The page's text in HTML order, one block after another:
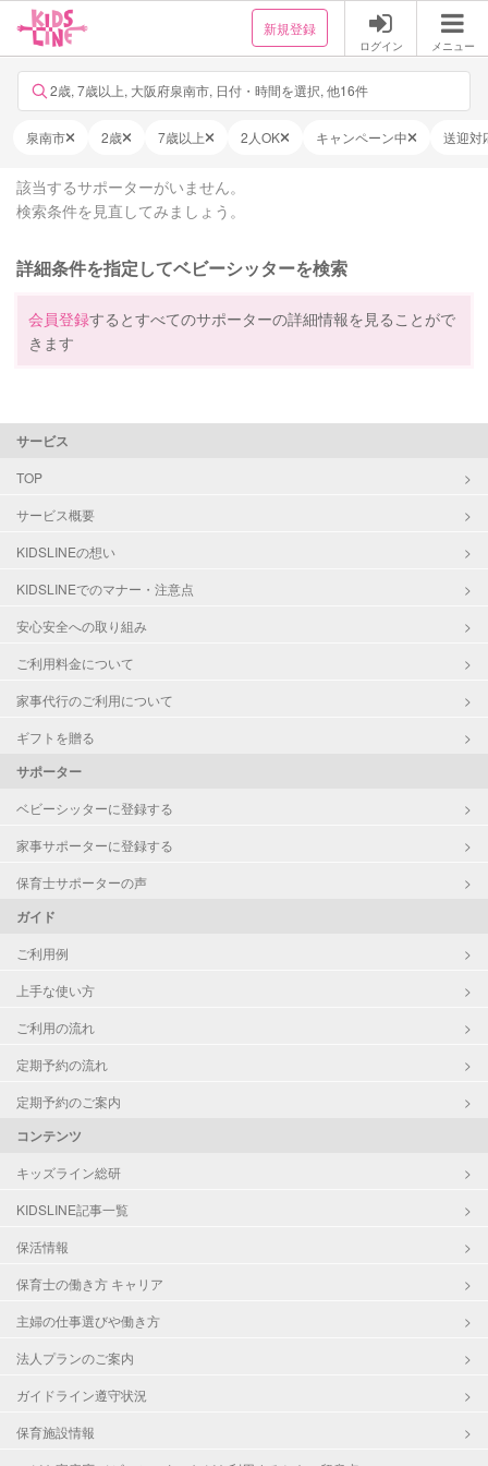
新規登録
ログイン メニュー
2歳, 7歳以上, 大阪府泉南市, 日付・時間を選択, 他16件
泉南市 2歳 7歳以上 2人OK キャンペーン中 送迎対
該当するサポーターがいません。
検索条件を見直してみましょう。
詳細条件を指定してベビーシッターを検索
会員登録するとすべてのサポーターの詳細情報を見ることがで
きます
サービス
TOP
サービス概要
KIDSLINEの想い
KIDSLINEでのマナー・注意点
安心安全への取り組み
ご利用料金について
家事代行のご利用について
ギフトを贈る
サポーター
ベビーシッターに登録する
家事サポーターに登録する
保育士サポーターの声
ガイド
ご利用例
上手な使い方
ご利用の流れ
定期予約の流れ
定期予約のご案内
コンテンツ
キッズライン総研
KIDSLINE記事一覧
保活情報
保育士の働き方 キャリア
主婦の仕事選びや働き方
法人プランのご案内
ガイドライン遵守状況
保育施設情報